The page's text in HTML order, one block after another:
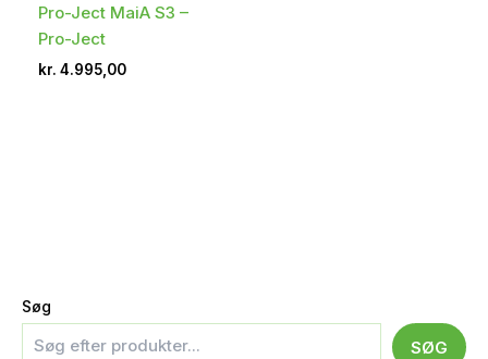
Søg
SØG
Pro-Ject MaiA S3 –
Pro-Ject
kr. 4.995,00